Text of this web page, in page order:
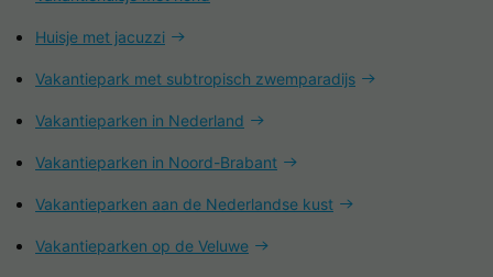
Huisje met jacuzzi
Vakantiepark met subtropisch zwemparadijs
Vakantieparken in Nederland
Vakantieparken in Noord-Brabant
Vakantieparken aan de Nederlandse kust
Vakantieparken op de Veluwe